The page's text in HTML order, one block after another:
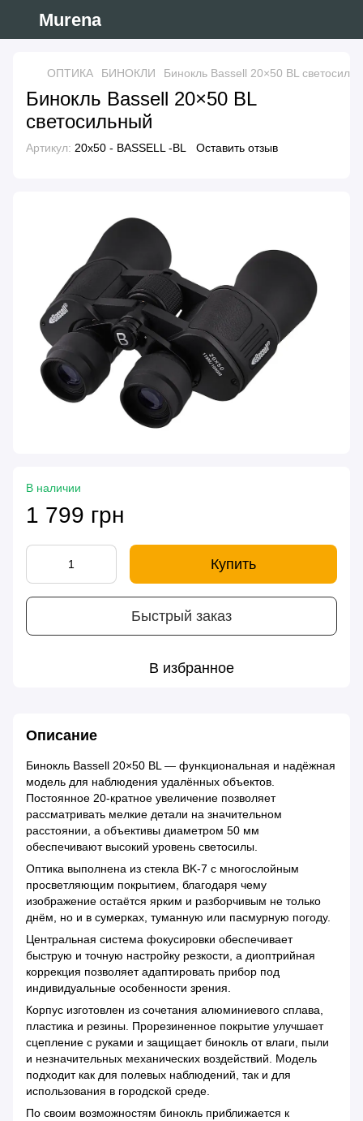
Murena
ОПТИКА БИНОКЛИ Бинокль Bassell 20×50 BL
Бинокль Bassell 20×50 BL
светосильный
Артикул: 20x50 - BASSELL -BL Оставить отзыв
В наличии
1 799 грн
Купить
Быстрый заказ
В избранное
Описание
Бинокль Bassell 20×50 BL — функциональная и надёжная
модель для наблюдения удалённых объектов.
Постоянное 20-кратное увеличение позволяет
рассматривать мелкие детали на значительном
расстоянии, а объективы диаметром 50 мм
обеспечивают высокий уровень светосилы.
Оптика выполнена из стекла BK-7 с многослойным
просветляющим покрытием, благодаря чему
изображение остаётся ярким и разборчивым не только
днём, но и в сумерках, туманную или пасмурную погоду.
Центральная система фокусировки обеспечивает
быструю и точную настройку резкости, а диоптрийная
коррекция позволяет адаптировать прибор под
индивидуальные особенности зрения.
Корпус изготовлен из сочетания алюминиевого сплава,
пластика и резины. Прорезиненное покрытие улучшает
сцепление с руками и защищает бинокль от влаги, пыли
и незначительных механических воздействий. Модель
подходит как для полевых наблюдений, так и для
использования в городской среде.
По своим возможностям бинокль приближается к